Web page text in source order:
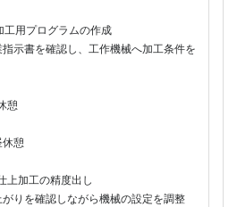
工用プログラムの作成
指示書を確認し、工作機械へ加工条件を
憩
休憩
上加工の精度出し
がりを確認しながら機械の設定を調整